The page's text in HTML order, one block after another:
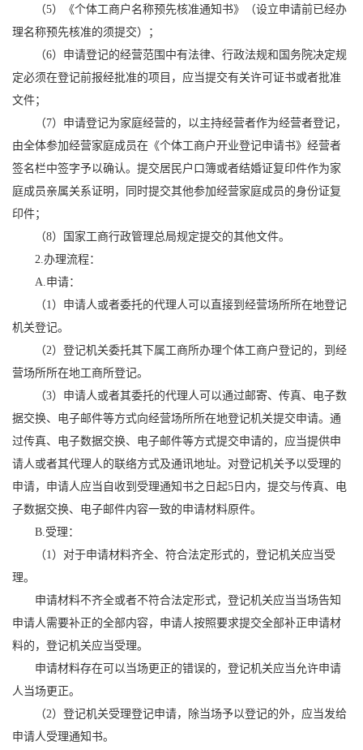
（5）《个体工商户名称预先核准通知书》（设立申请前已经办
理名称预先核准的须提交）；
（6）申请登记的经营范围中有法律、行政法规和国务院决定规
定必须在登记前报经批准的项目，应当提交有关许可证书或者批准
文件；
（7）申请登记为家庭经营的，以主持经营者作为经营者登记，
由全体参加经营家庭成员在《个体工商户开业登记申请书》经营者
签名栏中签字予以确认。提交居民户口簿或者结婚证复印件作为家
庭成员亲属关系证明，同时提交其他参加经营家庭成员的身份证复
印件；
（8）国家工商行政管理总局规定提交的其他文件。
2.办理流程：
A.申请：
（1）申请人或者委托的代理人可以直接到经营场所所在地登记
机关登记。
（2）登记机关委托其下属工商所办理个体工商户登记的，到经
营场所所在地工商所登记。
（3）申请人或者其委托的代理人可以通过邮寄、传真、电子数
据交换、电子邮件等方式向经营场所所在地登记机关提交申请。通
过传真、电子数据交换、电子邮件等方式提交申请的，应当提供申
请人或者其代理人的联络方式及通讯地址。对登记机关予以受理的
申请，申请人应当自收到受理通知书之日起5日内，提交与传真、电
子数据交换、电子邮件内容一致的申请材料原件。
B.受理：
（1）对于申请材料齐全、符合法定形式的，登记机关应当受
理。
申请材料不齐全或者不符合法定形式，登记机关应当当场告知
申请人需要补正的全部内容，申请人按照要求提交全部补正申请材
料的，登记机关应当受理。
申请材料存在可以当场更正的错误的，登记机关应当允许申请
人当场更正。
（2）登记机关受理登记申请，除当场予以登记的外，应当发给
申请人受理通知书。